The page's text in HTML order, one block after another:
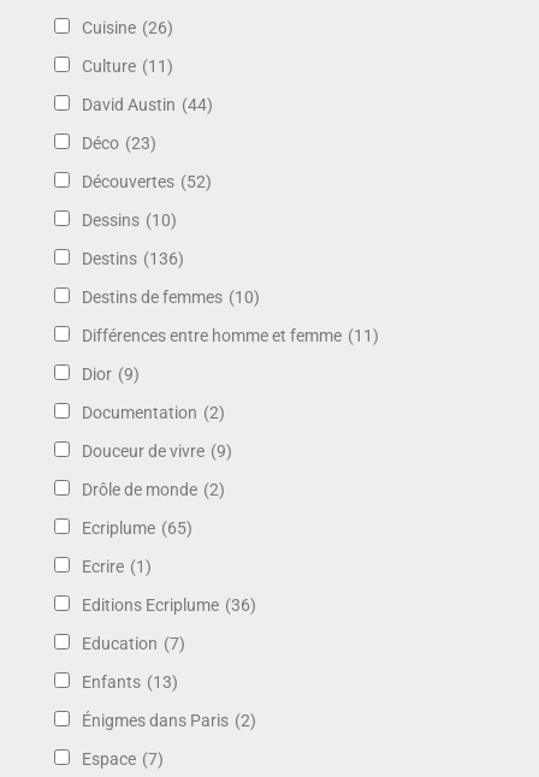
Cuisine (26)
Culture (11)
David Austin (44)
Déco (23)
Découvertes (52)
Dessins (10)
Destins (136)
Destins de femmes (10)
Différences entre homme et femme (11)
Dior (9)
Documentation (2)
Douceur de vivre (9)
Drôle de monde (2)
Ecriplume (65)
Ecrire (1)
Editions Ecriplume (36)
Education (7)
Enfants (13)
Énigmes dans Paris (2)
Espace (7)